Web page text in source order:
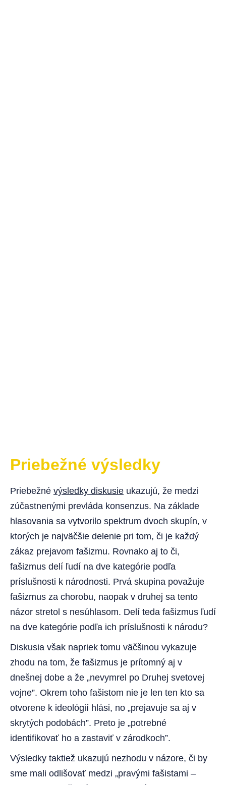
Priebežné výsledky
Priebežné výsledky diskusie ukazujú, že medzi
zúčastnenými prevláda konsenzus. Na základe
hlasovania sa vytvorilo spektrum dvoch skupín, v
ktorých je najväčšie delenie pri tom, či je každý
zákaz prejavom fašizmu. Rovnako aj to či,
fašizmus delí ľudí na dve kategórie podľa
príslušnosti k národnosti. Prvá skupina považuje
fašizmus za chorobu, naopak v druhej sa tento
názor stretol s nesúhlasom. Delí teda fašizmus ľudí
na dve kategórie podľa ich príslušnosti k národu?
Diskusia však napriek tomu väčšinou vykazuje
zhodu na tom, že fašizmus je prítomný aj v
dnešnej dobe a že „nevymrel po Druhej svetovej
vojne”. Okrem toho fašistom nie je len ten kto sa
otvorene k ideológií hlási, no „prejavuje sa aj v
skrytých podobách”. Preto je „potrebné
identifikovať ho a zastaviť v zárodkoch”.
Výsledky taktiež ukazujú nezhodu v názore, či by
sme mali odlišovať medzi „pravými fašistami –